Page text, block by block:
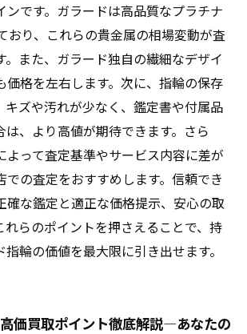
ンです。ガラードは高品質なプラチナ
おり、これらの貴金属の相場変動が査
。また、ガラード独自の繊細なデザイ
価格を左右します。次に、指輪の保存
キズや汚れが少なく、鑑定書や付属品
は、より高値が期待できます。さら
よって査定基準やサービス内容に差が
での査定をおすすめします。信頼でき
確な鑑定と適正な価格提示、安心の取
れらのポイントを押さえることで、持
輪の価値を最大限に引き出せます。
価買取ポイント徹底解説―あなたの